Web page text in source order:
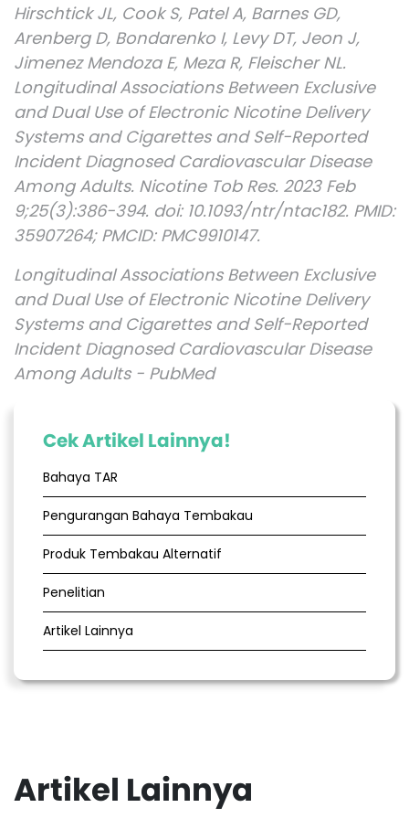
Hirschtick JL, Cook S, Patel A, Barnes GD,
Arenberg D, Bondarenko I, Levy DT, Jeon J,
Jimenez Mendoza E, Meza R, Fleischer NL.
Longitudinal Associations Between Exclusive
and Dual Use of Electronic Nicotine Delivery
Systems and Cigarettes and Self-Reported
Incident Diagnosed Cardiovascular Disease
Among Adults. Nicotine Tob Res. 2023 Feb
9;25(3):386-394. doi: 10.1093/ntr/ntac182. PMID:
35907264; PMCID: PMC9910147.
Longitudinal Associations Between Exclusive
and Dual Use of Electronic Nicotine Delivery
Systems and Cigarettes and Self-Reported
Incident Diagnosed Cardiovascular Disease
Among Adults - PubMed
Cek Artikel Lainnya!
Bahaya TAR
Pengurangan Bahaya Tembakau
Produk Tembakau Alternatif
Penelitian
Artikel Lainnya
Artikel Lainnya